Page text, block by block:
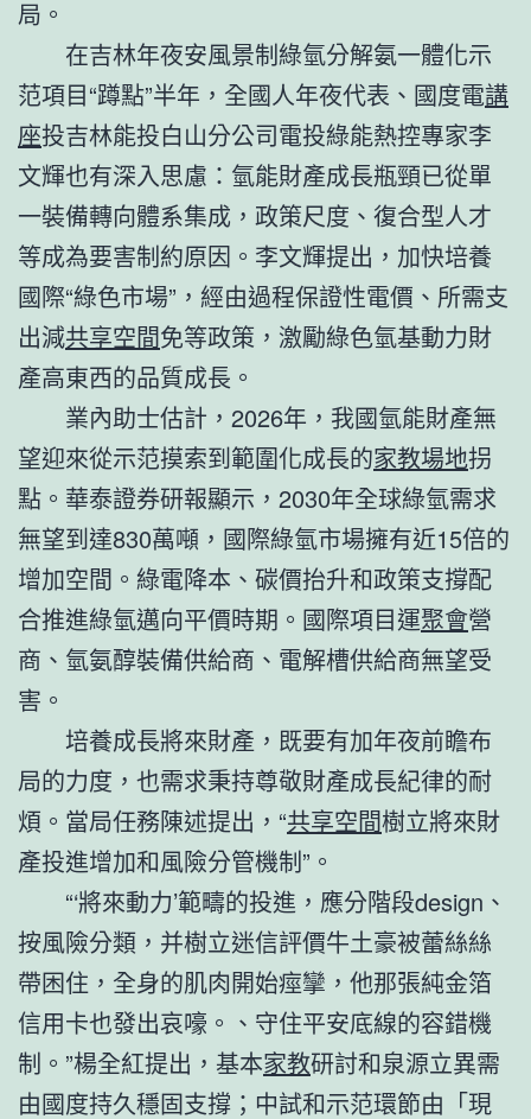
局。
在吉林年夜安風景制綠氫分解氨一體化示
范項目“蹲點”半年，全國人年夜代表、國度電講
座投吉林能投白山分公司電投綠能熱控專家李
文輝也有深入思慮：氫能財產成長瓶頸已從單
一裝備轉向體系集成，政策尺度、復合型人才
等成為要害制約原因。李文輝提出，加快培養
國際“綠色市場”，經由過程保證性電價、所需支
出減共享空間免等政策，激勵綠色氫基動力財
產高東西的品質成長。
業內助士估計，2026年，我國氫能財產無
望迎來從示范摸索到範圍化成長的家教場地拐
點。華泰證券研報顯示，2030年全球綠氫需求
無望到達830萬噸，國際綠氫市場擁有近15倍的
增加空間。綠電降本、碳價抬升和政策支撐配
合推進綠氫邁向平價時期。國際項目運聚會營
商、氫氨醇裝備供給商、電解槽供給商無望受
害。
培養成長將來財產，既要有加年夜前瞻布
局的力度，也需求秉持尊敬財產成長紀律的耐
煩。當局任務陳述提出，“共享空間樹立將來財
產投進增加和風險分管機制”。
“‘將來動力’範疇的投進，應分階段design、
按風險分類，并樹立迷信評價牛土豪被蕾絲絲
帶困住，全身的肌肉開始痙攣，他那張純金箔
信用卡也發出哀嚎。、守住平安底線的容錯機
制。”楊全紅提出，基本家教研討和泉源立異需
由國度持久穩固支撐；中試和示范環節由「現